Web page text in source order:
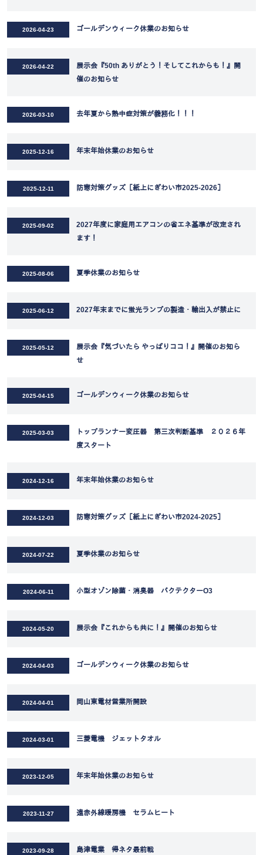
2026-04-23 ゴールデンウィーク休業のお知らせ
2026-04-22
展示会『50th ありがとう！そしてこれからも！』開
催のお知らせ
2026-03-10 去年夏から熱中症対策が義務化！！！
2025-12-16 年末年始休業のお知らせ
2025-12-11 防寒対策グッズ［紙上にぎわい市2025-2026］
2025-09-02
2027年度に家庭用エアコンの省エネ基準が改定され
ます！
2025-08-06 夏季休業のお知らせ
2025-06-12 2027年末までに蛍光ランプの製造・輸出入が禁止に
2025-05-12
展示会『気づいたら やっぱりココ！』開催のお知ら
せ
2025-04-15 ゴールデンウィーク休業のお知らせ
2025-03-03
トップランナー変圧器 第三次判断基準 ２０２６年
度スタート
2024-12-16 年末年始休業のお知らせ
2024-12-03 防寒対策グッズ［紙上にぎわい市2024-2025］
2024-07-22 夏季休業のお知らせ
2024-06-11 小型オゾン除菌・消臭器 バクテクターO3
2024-05-20 展示会『これからも共に！』開催のお知らせ
2024-04-03 ゴールデンウィーク休業のお知らせ
2024-04-01 岡山東電材営業所開設
2024-03-01 三菱電機 ジェットタオル
2023-12-05 年末年始休業のお知らせ
2023-11-27 遠赤外線暖房機 セラムヒート
2023-09-28 島津電業 得ネタ最前戦